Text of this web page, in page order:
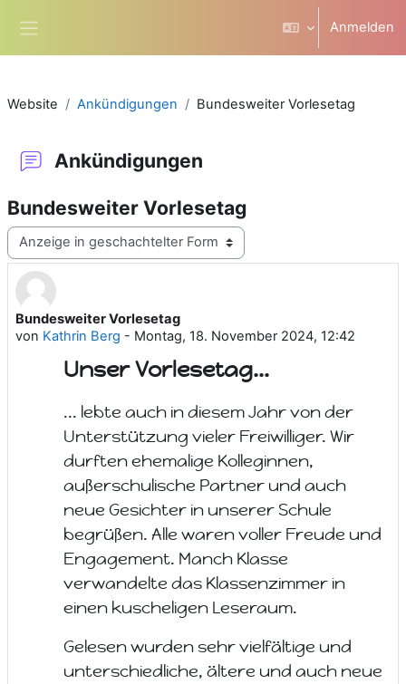
Anmelden
Website Ankündigungen Bundesweiter Vorlesetag
Ankündigungen
Bundesweiter Vorlesetag
Anzeigemodus
Bundesweiter Vorlesetag
von Kathrin Berg - Montag, 18. November 2024, 12:42
Anzahl Antworten: 0
Unser Vorlesetag...
... lebte auch in diesem Jahr von der
Unterstützung vieler Freiwilliger. Wir
durften ehemalige Kolleginnen,
außerschulische Partner und auch
neue Gesichter in unserer Schule
begrüßen. Alle waren voller Freude und
Engagement. Manch Klasse
verwandelte das Klassenzimmer in
einen kuscheligen Leseraum.
Gelesen wurden sehr vielfältige und
unterschiedliche, ältere und auch neue